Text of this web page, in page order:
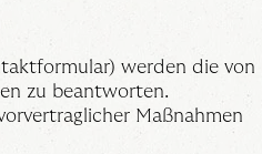
werden die von
zu beantworten.
Maßnahmen